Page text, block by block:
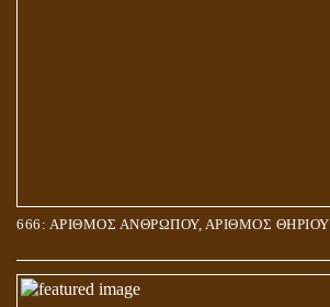
666: ΑΡΙΘΜΟΣ ΑΝΘΡΩΠΟΥ, ΑΡΙΘΜΟΣ ΘΗΡΙΟΥ